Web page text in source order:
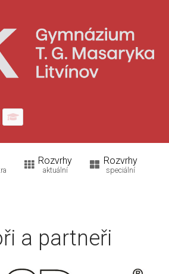
Rozvrhy
aktuální
Rozvrhy
speciální
a partneři